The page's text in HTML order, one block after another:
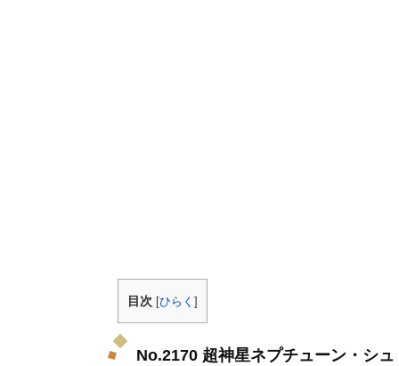
目次 [ひらく ]
No.2170 超神星ネプチューン・シュ